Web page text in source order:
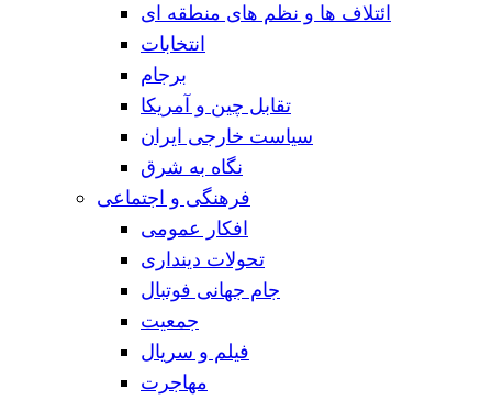
ائتلاف ها و نظم های منطقه ای
انتخابات
برجام
تقابل چین و آمریکا
سیاست خارجی ایران
نگاه به شرق
فرهنگی و اجتماعی
افکار عمومی
تحولات دینداری
جام جهانی فوتبال
جمعیت
فیلم و سریال
مهاجرت